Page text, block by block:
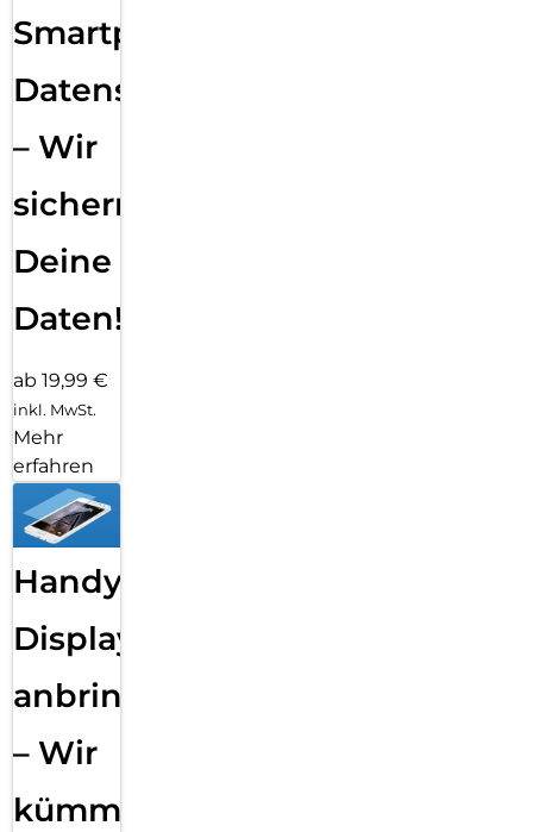
Smartphone
Datensicherung
– Wir
sichern
Deine
Daten!
ab 19,99 €
inkl. MwSt.
Mehr
erfahren
Handy
Displayfolie
anbringen
– Wir
kümmern